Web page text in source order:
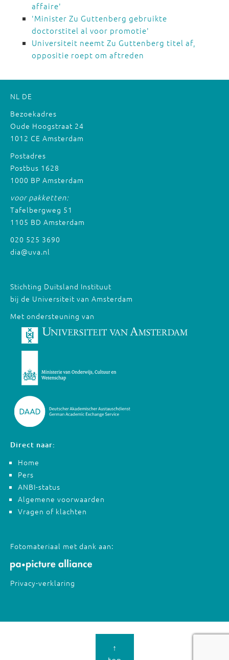
affaire'
'Minister Zu Guttenberg gebruikte
doctorstitel al voor promotie'
Universiteit neemt Zu Guttenberg titel af,
oppositie roept om aftreden
NL DE
Bezoekadres
Oude Hoogstraat 24
1012 CE Amsterdam
Postadres
Postbus 1628
1000 BP Amsterdam
voor pakketten:
Tafelbergweg 51
1105 BD Amsterdam
020 525 3690
dia@uva.nl
Stichting Duitsland Instituut
bij de Universiteit van Amsterdam
Met ondersteuning van
Direct naar:
Home
Pers
ANBI-status
Algemene voorwaarden
Vragen of klachten
Fotomateriaal met dank aan:
Privacy-verklaring
↑